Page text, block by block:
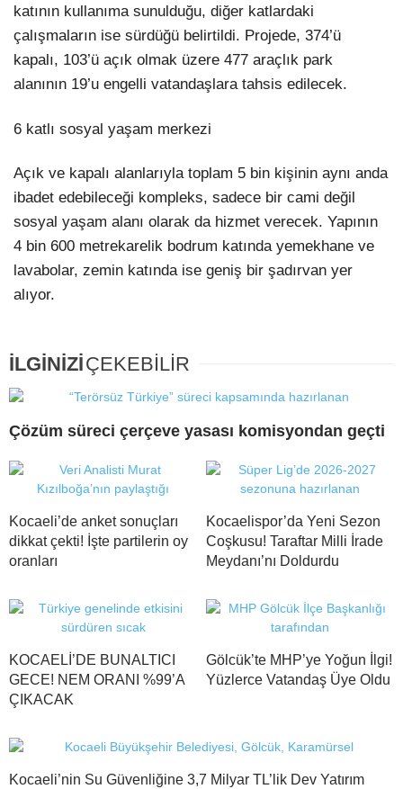
katının kullanıma sunulduğu, diğer katlardaki
çalışmaların ise sürdüğü belirtildi. Projede, 374’ü
kapalı, 103’ü açık olmak üzere 477 araçlık park
alanının 19’u engelli vatandaşlara tahsis edilecek.
6 katlı sosyal yaşam merkezi
Açık ve kapalı alanlarıyla toplam 5 bin kişinin aynı anda
ibadet edebileceği kompleks, sadece bir cami değil
sosyal yaşam alanı olarak da hizmet verecek. Yapının
4 bin 600 metrekarelik bodrum katında yemekhane ve
lavabolar, zemin katında ise geniş bir şadırvan yer
alıyor.
İLGİNİZİÇEKEBİLİR
Çözüm süreci çerçeve yasası komisyondan geçti
Kocaeli’de anket sonuçları
dikkat çekti! İşte partilerin oy
oranları
Kocaelispor’da Yeni Sezon
Coşkusu! Taraftar Milli İrade
Meydanı’nı Doldurdu
KOCAELİ’DE BUNALTICI
GECE! NEM ORANI %99’A
ÇIKACAK
Gölcük’te MHP’ye Yoğun İlgi!
Yüzlerce Vatandaş Üye Oldu
Kocaeli’nin Su Güvenliğine 3,7 Milyar TL’lik Dev Yatırım